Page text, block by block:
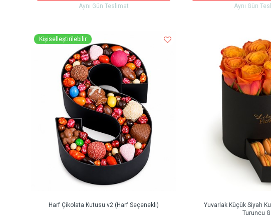
Aynı Gün Teslimat Aynı Gün
Kişiselleştirilebilir
Harf Çikolata Kutusu v2 (Harf Seçenekli)
Yuvarlak Küçük Siyah
Turuncu